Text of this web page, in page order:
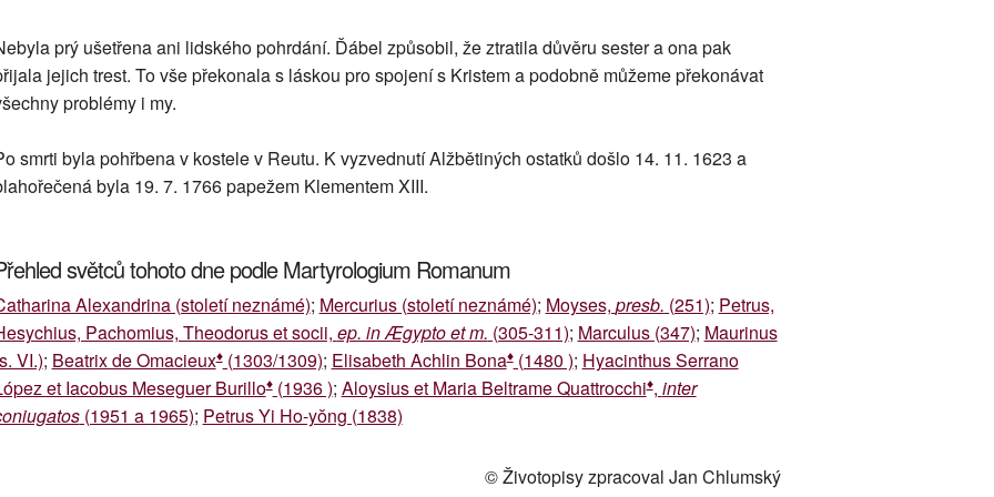
prý ušetřena ani lidského pohrdání. Ďábel způsobil, že ztratila důvěru sester a ona pak
jejich trest. To vše překonala s láskou pro spojení s Kristem a podobně můžeme překonávat
problémy i my.
smrti byla pohřbena v kostele v Reutu. K vyzvednutí Alžbětiných ostatků došlo 14. 11. 1623 a
byla 19. 7. 1766 papežem Klementem XIII.
světců tohoto dne podle Martyrologium Romanum
Alexandrina (století neznámé); Mercurius (století neznámé); Moyses, presb. (251); Petrus,
Pachomius, Theodorus et socii, ep. in Ægypto et m. (305-311); Marculus (347); Maurinus
VI.); Beatrix de Omacieux♦(1303/1309); Elisabeth Achlin Bona♦(1480 ); Hyacinthus Serrano
et Iacobus Meseguer Burillo♦(1936 ); Aloysius et Maria Beltrame Quattrocchi♦, inter
(1951 a 1965); Petrus Yi Ho-yŏng (1838)
© Životopisy zpracoval Jan Chlumský